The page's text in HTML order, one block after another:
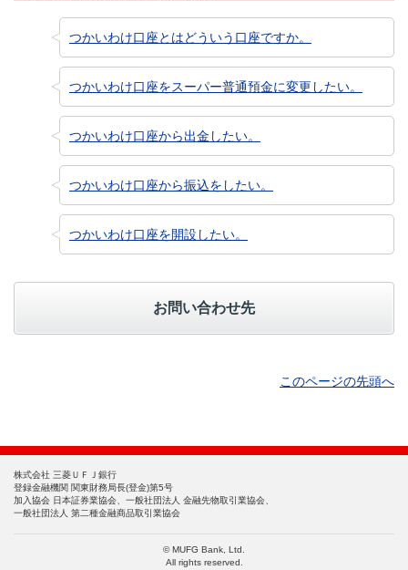
つかいわけ口座とはどういう口座ですか。
つかいわけ口座をスーパー普通預金に変更したい。
つかいわけ口座から出金したい。
つかいわけ口座から振込をしたい。
つかいわけ口座を開設したい。
お問い合わせ先
このページの先頭へ
株式会社 三菱ＵＦＪ銀行
登録金融機関 関東財務局長(登金)第5号
加入協会 日本証券業協会、一般社団法人 金融先物取引業協会、
一般社団法人 第二種金融商品取引業協会
© MUFG Bank, Ltd.
All rights reserved.